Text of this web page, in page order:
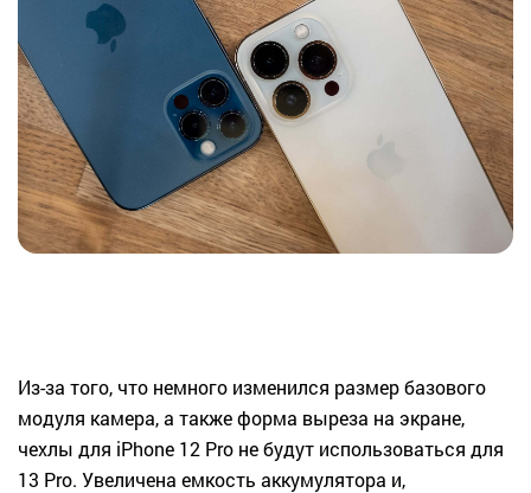
Из-за того, что немного изменился размер базового
модуля камера, а также форма выреза на экране,
чехлы для iPhone 12 Pro не будут использоваться для
13 Pro. Увеличена емкость аккумулятора и,